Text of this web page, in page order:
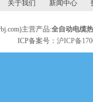
关于我们 新闻中心
主营产品:全自动电缆
ICP备案号：沪ICP备